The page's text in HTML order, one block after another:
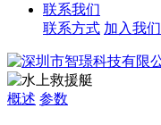
联系我们
联系方式 加入我们
概述 参数